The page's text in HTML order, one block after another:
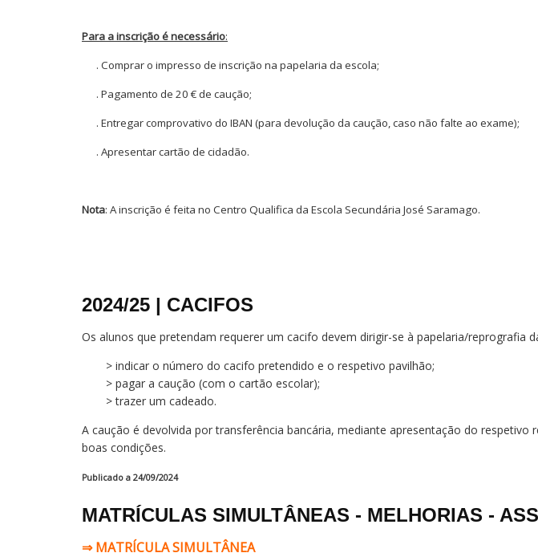
Para a inscrição é necessário:
. Comprar o impresso de inscrição na papelaria da escola;
. Pagamento de 20 € de caução;
. Entregar comprovativo do IBAN (para devolução da caução, caso não falte ao exame);
. Apresentar cartão de cidadão.
Nota: A inscrição é feita no Centro Qualifica da Escola Secundária José Saramago.
2024/25 | CACIFOS
Os alunos que pretendam requerer um cacifo devem dirigir-se à papelaria/reprografia
> indicar o número do cacifo pretendido e o respetivo pavilhão;
> pagar a caução (com o cartão escolar);
> trazer um cadeado.
A caução é devolvida por transferência bancária, mediante apresentação do
boas condições.
Publicado a 24/09/2024
MATRÍCULAS SIMULTÂNEAS - MELHORIAS -
⇒ MATRÍCULA SIMULTÂNEA